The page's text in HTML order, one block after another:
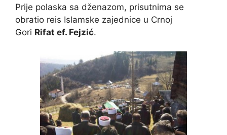
Prije polaska sa dženazom, prisutnima se
obratio reis Islamske zajednice u Crnoj
Gori Rifat ef. Fejzić.